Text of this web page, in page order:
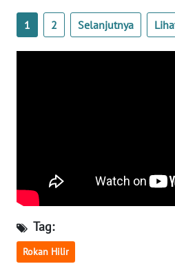
1 2 Selanjutnya
Tag:
Rokan Hilir
WN
SULBAR
SUMSEL
WN
BENGKULU